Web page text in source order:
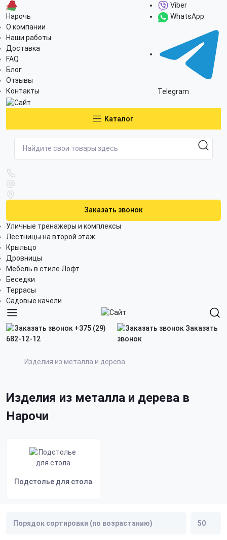
Нарочь
О компании
Наши работы
Доставка
FAQ
Блог
Отзывы
Контакты
Viber
WhatsApp
Telegram
Каталог
Заказать звонок
Уличные тренажеры и комплексы
Лестницы на второй этаж
Крыльцо
Дровницы
Мебель в стиле Лофт
Беседки
Террасы
Садовые качели
+375 (29)
682-12-12
Заказать
звонок
Изделия из металла и дерева
Изделия из металла и дерева в
Нарочи
Подстолье для стола